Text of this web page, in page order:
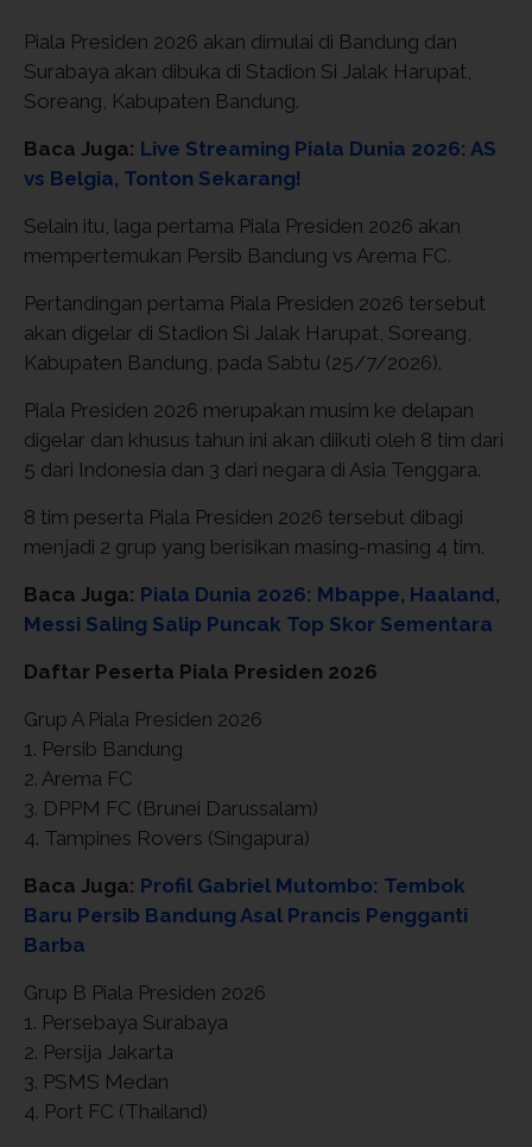
Piala Presiden 2026 akan dimulai di Bandung dan
Surabaya akan dibuka di Stadion Si Jalak Harupat,
Soreang, Kabupaten Bandung.
Baca Juga: Live Streaming Piala Dunia 2026: AS
vs Belgia, Tonton Sekarang!
Selain itu, laga pertama Piala Presiden 2026 akan
mempertemukan Persib Bandung vs Arema FC.
Pertandingan pertama Piala Presiden 2026 tersebut
akan digelar di Stadion Si Jalak Harupat, Soreang,
Kabupaten Bandung, pada Sabtu (25/7/2026).
Piala Presiden 2026 merupakan musim ke delapan
digelar dan khusus tahun ini akan diikuti oleh 8 tim dari
5 dari Indonesia dan 3 dari negara di Asia Tenggara.
8 tim peserta Piala Presiden 2026 tersebut dibagi
menjadi 2 grup yang berisikan masing-masing 4 tim.
Baca Juga: Piala Dunia 2026: Mbappe, Haaland,
Messi Saling Salip Puncak Top Skor Sementara
Daftar Peserta Piala Presiden 2026
Grup A Piala Presiden 2026
1. Persib Bandung
2. Arema FC
3. DPPM FC (Brunei Darussalam)
4. Tampines Rovers (Singapura)
Baca Juga: Profil Gabriel Mutombo: Tembok
Baru Persib Bandung Asal Prancis Pengganti
Barba
Grup B Piala Presiden 2026
1. Persebaya Surabaya
2. Persija Jakarta
3. PSMS Medan
4. Port FC (Thailand)